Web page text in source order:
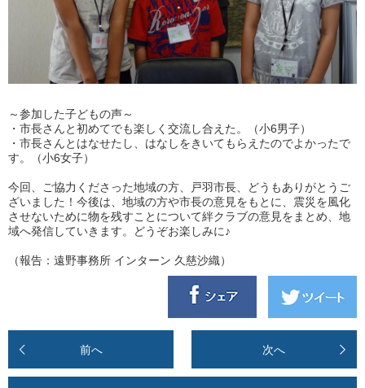
～参加した子どもの声～
・市長さんと初めてでも楽しく交流し合えた。（小6男子）
・市長さんとはなせたし、はなしをきいてもらえたのでよかったで
す。（小6女子）
今回、ご協力くださった地域の方、戸羽市長、どうもありがとうご
ざいました！今後は、地域の方や市長の意見をもとに、震災を風化
させないために物を残すことについて絆クラブの意見をまとめ、地
域へ発信していきます。どうぞお楽しみに♪
（報告：遠野事務所 インターン 久慈沙織）
前へ 次へ